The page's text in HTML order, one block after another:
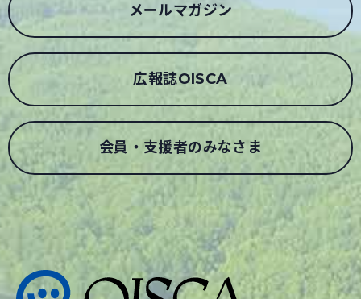
メールマガジン
広報誌OISCA
会員・支援者のみなさま